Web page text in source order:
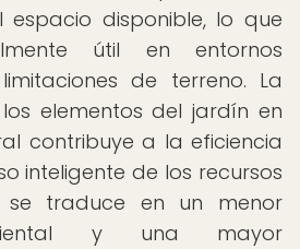
espacio disponible, lo que
útil en entornos
de terreno. La
elementos del jardín en
contribuye a la eficiencia
inteligente de los recursos
se traduce en un menor
y una mayor